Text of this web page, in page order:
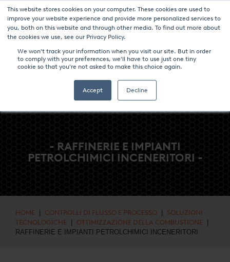
This website stores cookies on your computer. These cookies are used to
improve your website experience and provide more personalized services to
you, both on this website and through other media. To find out more about
the cookies we use, see our Privacy Policy.
We won't track your information when you visit our site. But in order
to comply with your preferences, we'll have to use just one tiny
cookie so that you're not asked to make this choice again.
Accept Decline
NOTIZIE & EVENTI CENTRO MULTIMEDIALE
LAVORA CON NOI
CONTATTO
- RAFFINERIE E IMPIANTI
PETROLCHIMICI INCENERITORI -
HOME CONTROLLI DI FLUSSO E PROCESSO
SOLUZIONI
TECNOLOGICHE
OTTIMIZZAZIONE DELLA COMBUSTIONE
RAFFINERIE E IMPIANTI PETROLCHIMICI INCENERITORI